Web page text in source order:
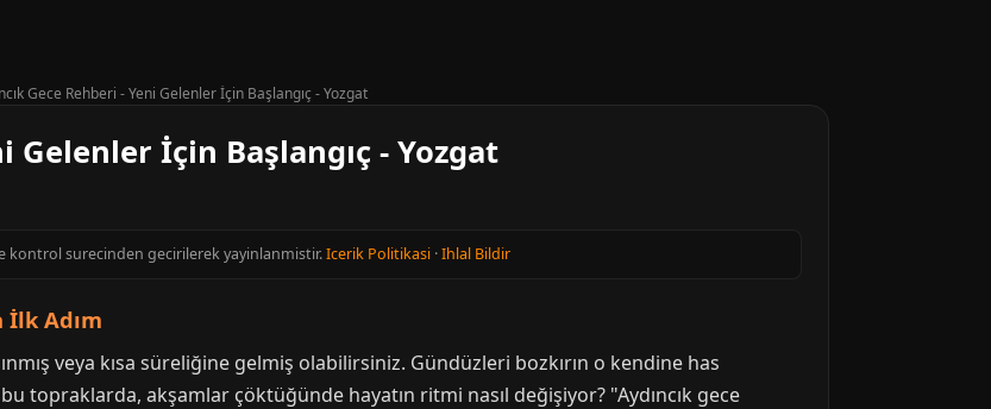
Gece Rehberi - Yeni Gelenler İçin Başlangıç - Yozgat
Gelenler İçin Başlangıç - Yozgat
kontrol surecinden gecirilerek yayinlanmistir.Icerik Politikasi ·Ihlal Bildir
İlk Adım
veya kısa süreliğine gelmiş olabilirsiniz. Gündüzleri bozkırın o kendine has
topraklarda, akşamlar çöktüğünde hayatın ritmi nasıl değişiyor? "Aydıncık gece